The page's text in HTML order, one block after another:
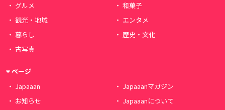
グルメ
和菓子
観光・地域
エンタメ
暮らし
歴史・文化
古写真
ページ
Japaaan
Japaaanマガジン
お知らせ
Japaaanについて